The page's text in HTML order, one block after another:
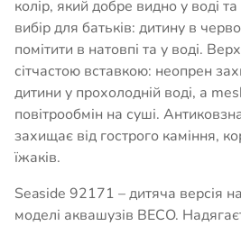
колір, який добре видно у воді
вибір для батьків: дитину в
помітити в натовпі та у воді.
сітчастою вставкою: неопрен
дитини у прохолодній воді, а
повітрообмін на суші.
захищає від гострого каміння,
їжаків.
Seaside 92171 – дитяча версія
моделі аквашузів BECO.